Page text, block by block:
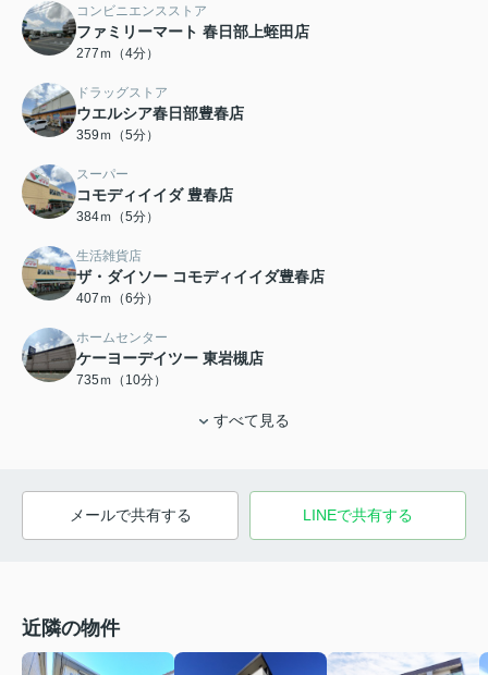
コンビニエンスストア
ファミリーマート 春日部上蛭田店
277ｍ（4分）
ドラッグストア
ウエルシア春日部豊春店
359ｍ（5分）
スーパー
コモディイイダ 豊春店
384ｍ（5分）
生活雑貨店
ザ・ダイソー コモディイイダ豊春店
407ｍ（6分）
ホームセンター
ケーヨーデイツー 東岩槻店
735ｍ（10分）
すべて見る
メールで共有する LINEで共有する
近隣の物件